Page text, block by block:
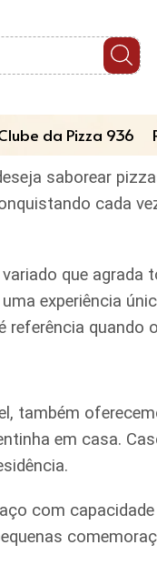
da Pizza 936
saborear
cada
que
experiência
também
em casa.
com